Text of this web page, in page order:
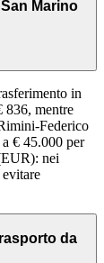
Marino
in
836, mentre
Federico
€ 45.000 per
nei
da